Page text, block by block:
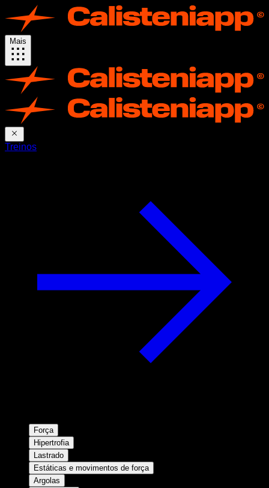
Mais
Treinos
Força
Hipertrofia
Lastrado
Estáticas e movimentos de força
Argolas